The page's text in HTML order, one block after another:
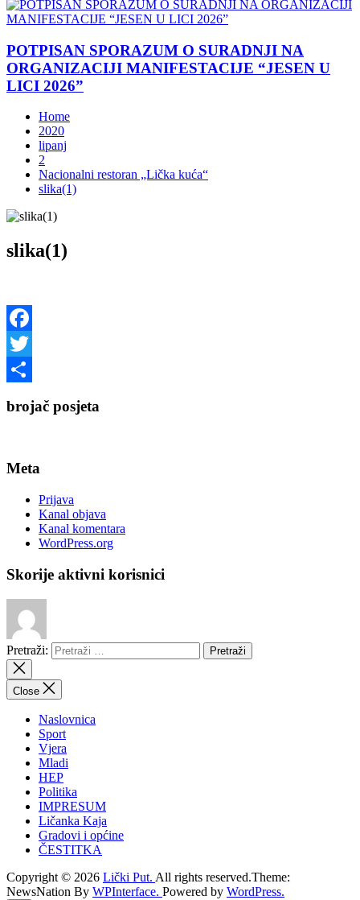
POTPISAN SPORAZUM O SURADNJI NA
ORGANIZACIJI MANIFESTACIJE “JESEN U
LICI 2026”
Home
2020
lipanj
2
Nacionalni restoran „Lička kuća“
slika(1)
slika(1)
Facebook
Twitter
brojač posjeta
Meta
Prijava
Kanal objava
Kanal komentara
WordPress.org
Skorije aktivni korisnici
Pretraži:
Close
Naslovnica
Sport
Vjera
Mladi
HEP
Politika
IMPRESUM
Ličanka Kaja
Gradovi i općine
ČESTITKA
Copyright © 2026 Lički Put. All rights reserved.Theme:
NewsNation By WPInterface. Powered by WordPress.